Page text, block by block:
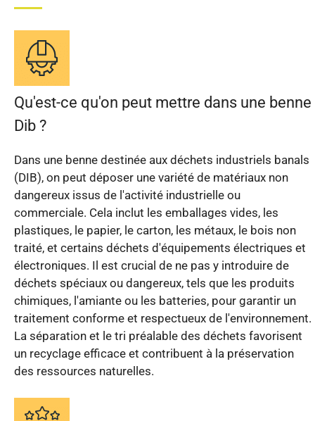
Qu'est-ce qu'on peut mettre dans une benne
Dib ?
Dans une benne destinée aux déchets industriels banals
(DIB), on peut déposer une variété de matériaux non
dangereux issus de l'activité industrielle ou
commerciale. Cela inclut les emballages vides, les
plastiques, le papier, le carton, les métaux, le bois non
traité, et certains déchets d'équipements électriques et
électroniques. Il est crucial de ne pas y introduire de
déchets spéciaux ou dangereux, tels que les produits
chimiques, l'amiante ou les batteries, pour garantir un
traitement conforme et respectueux de l'environnement.
La séparation et le tri préalable des déchets favorisent
un recyclage efficace et contribuent à la préservation
des ressources naturelles.